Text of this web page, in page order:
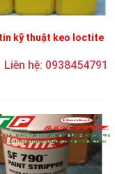
kỹ thuật keo loctite
Liên hệ: 0938454791